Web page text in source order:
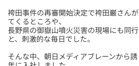
袴田事件の再審開始決定で袴田巌さん
てくるところや、
長野県の御嶽山噴火災害の現場にも同
そんな中、朝日メディアブレーンから